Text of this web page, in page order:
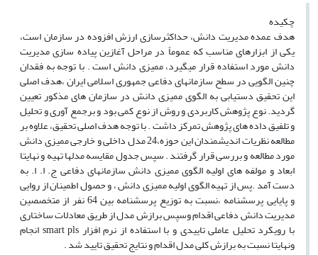
چکیده
هدف عمده مدیریت دانش، ‏حداکثرسازی ارزش افزوده در سازمان است،
یکی از ابزارهای مناسب که عموماً در مراحل آغازین پیاده ‏سازی مدیریت
دانش مورد استفاده قرار می‏گیرد، ‏ممیزی دانش است . با توجه به فقدان
چنین الگویی در سطح سازمانهای دفاعی جمهوری اسلامی ایران ،هدف اصلی
این تحقیق دستیابی به الگوی ممیزی دانش در سازمان های مذکور تعیین
گردید. نوع پژوهش کاربردی و روش از نوع کمی بود و برجمع آوری و تحلیل
و تلفیق داده های پژوهش تمرکز داشت . با توجه هدف اصلی تحقیق، علاوه بر
مطالعه نظریات اندیشمندان این حوزه،24 مدل داخلی و خارجی ممیزی دانش
مورد مطالعه و بررسی قرار گرفتند . سپس جدول مقایسه مدلها تهیه و نهایتا
ابعاد و مولفه های اولیه الگوی ممیزی دانش سازمانهای دفاعی ج. ا. ا. به
دست آمد .پس از تهیه الگوی اولیه ممیزی دانش ، و حصول اطمینان از روایی
و پایایی پرسشنامه ،نسبت به توزیع پرسشنامه بین 64 نفر از متخصصین
مدیریت دانش دفاعی اقدام وسپس برازش مدل از طریق معادلات ساختاری
با رویکرد تحلیل عاملی تاییدی و با استفاده از نرم افزار smart pls انجام
ونهایتا نسبت به برازش کلی مدل اقدام و نتایج تحقیق تایید شد .